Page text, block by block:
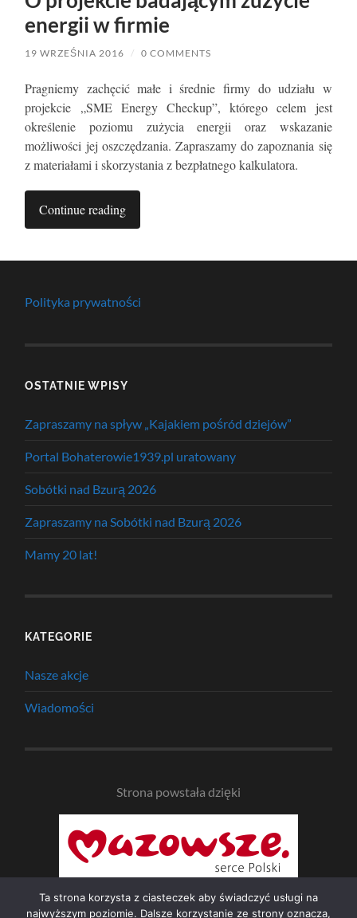
energii w firmie
19 WRZEŚNIA 2016 / 0 COMMENTS
Pragniemy zachęcić małe i średnie firmy do udziału w
projekcie „SME Energy Checkup”, którego celem jest
określenie poziomu zużycia energii oraz wskazanie
możliwości jej oszczędzania. Zapraszamy do zapoznania się
z materiałami i skorzystania z bezpłatnego kalkulatora.
Continue reading
Polityka prywatności
OSTATNIE WPISY
Zapraszamy na spływ „Kajakiem pośród dziejów”
Portal Bohaterowie1939.pl uratowany
Sobótki nad Bzurą 2026
Zapraszamy na Sobótki nad Bzurą 2026
Mamy 20 lat!
KATEGORIE
Nasze akcje
Wiadomości
Strona powstała dzięki
Ta strona korzysta z ciasteczek aby świadczyć usługi na
najwyższym poziomie. Dalsze korzystanie ze strony oznacza,